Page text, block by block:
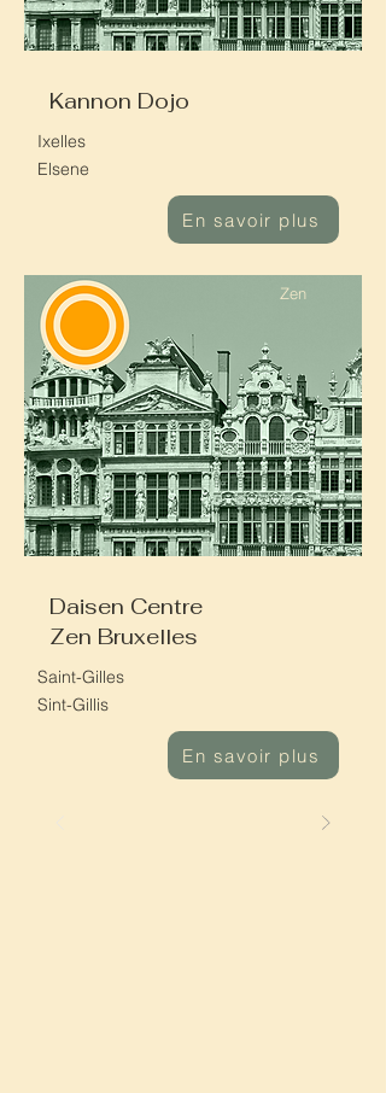
Kannon Dojo
Ixelles
Elsene
En savoir plus
Zen
Daisen Centre
Zen Bruxelles
Saint-Gilles
Sint-Gillis
En savoir plus